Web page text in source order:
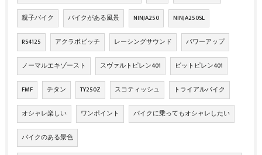
親子バイク バイクがある風景 NINJA250 NINJA250SL
RS4125 アクラボビッチ レーシングサウンド パワーアップ
ノーマルエキゾースト スヴァルトピレン401 ビットピレン401
FMF チタン TY250Z スコティッシュ トライアルバイク
オシャレ楽しい ワンポイント バイクに乗ってもオシャレしたい
バイクのある景色